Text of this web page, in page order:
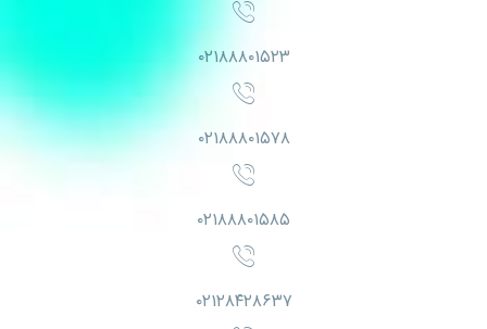
۰۲۱۸۸۸۰۱۵۲۳
۰۲۱۸۸۸۰۱۵۷۸
۰۲۱۸۸۸۰۱۵۸۵
۰۲۱۲۸۴۲۸۶۳۷